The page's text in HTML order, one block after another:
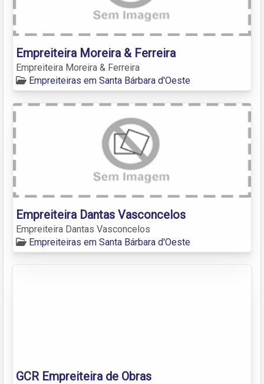
Empreiteira Moreira & Ferreira
Empreiteira Moreira & Ferreira
Empreiteiras em Santa Bárbara d'Oeste
Empreiteira Dantas Vasconcelos
Empreiteira Dantas Vasconcelos
Empreiteiras em Santa Bárbara d'Oeste
GCR Empreiteira de Obras